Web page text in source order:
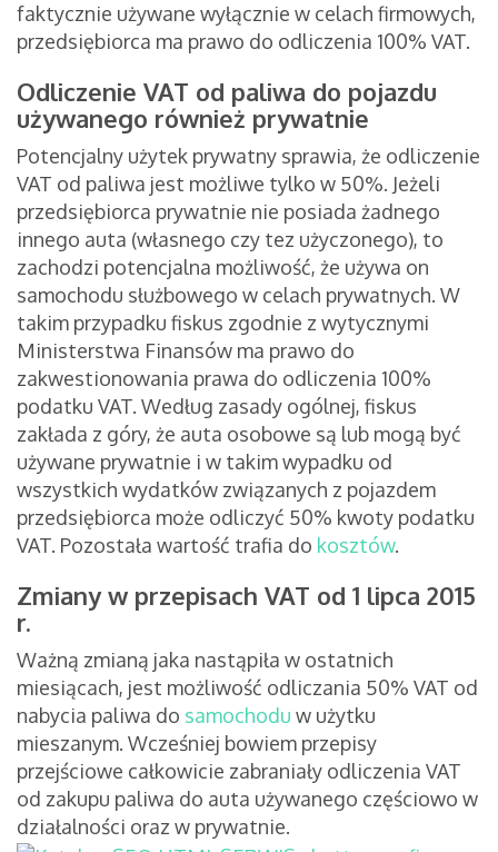
faktycznie używane wyłącznie w celach firmowych,
przedsiębiorca ma prawo do odliczenia 100% VAT.
Odliczenie VAT od paliwa do pojazdu
używanego również prywatnie
Potencjalny użytek prywatny sprawia, że odliczenie
VAT od paliwa jest możliwe tylko w 50%. Jeżeli
przedsiębiorca prywatnie nie posiada żadnego
innego auta (własnego czy tez użyczonego), to
zachodzi potencjalna możliwość, że używa on
samochodu służbowego w celach prywatnych. W
takim przypadku fiskus zgodnie z wytycznymi
Ministerstwa Finansów ma prawo do
zakwestionowania prawa do odliczenia 100%
podatku VAT. Według zasady ogólnej, fiskus
zakłada z góry, że auta osobowe są lub mogą być
używane prywatnie i w takim wypadku od
wszystkich wydatków związanych z pojazdem
przedsiębiorca może odliczyć 50% kwoty podatku
VAT. Pozostała wartość trafia do kosztów.
Zmiany w przepisach VAT od 1 lipca 2015
r.
Ważną zmianą jaka nastąpiła w ostatnich
miesiącach, jest możliwość odliczania 50% VAT od
nabycia paliwa do samochodu w użytku
mieszanym. Wcześniej bowiem przepisy
przejściowe całkowicie zabraniały odliczenia VAT
od zakupu paliwa do auta używanego częściowo w
działalności oraz w prywatnie.